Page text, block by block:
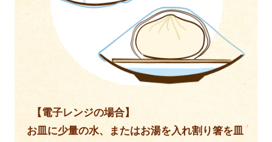
【電子レンジの場合】
お皿に少量の水、またはお湯を入れ割り箸を皿